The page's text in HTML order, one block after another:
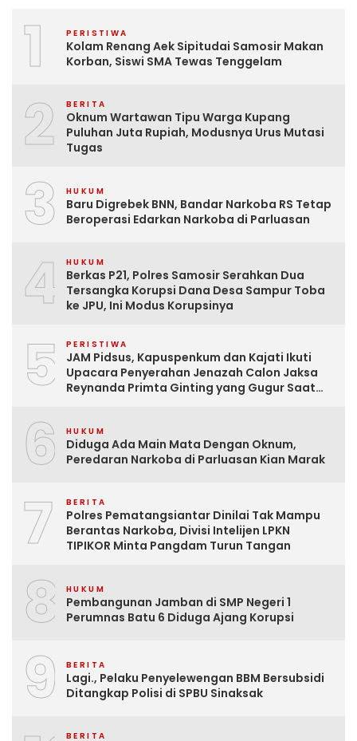
1 PERISTIWA
Kolam Renang Aek Sipitudai Samosir Makan
Korban, Siswi SMA Tewas Tenggelam
2 BERITA
Oknum Wartawan Tipu Warga Kupang
Puluhan Juta Rupiah, Modusnya Urus Mutasi
Tugas
3 HUKUM
Baru Digrebek BNN, Bandar Narkoba RS Tetap
Beroperasi Edarkan Narkoba di Parluasan
4 HUKUM
Berkas P21, Polres Samosir Serahkan Dua
Tersangka Korupsi Dana Desa Sampur Toba
ke JPU, Ini Modus Korupsinya
5 PERISTIWA
JAM Pidsus, Kapuspenkum dan Kajati Ikuti
Upacara Penyerahan Jenazah Calon Jaksa
Reynanda Primta Ginting yang Gugur Saat
6 HUKUM
Diduga Ada Main Mata Dengan Oknum,
Peredaran Narkoba di Parluasan Kian Marak
7 BERITA
Polres Pematangsiantar Dinilai Tak Mampu
Berantas Narkoba, Divisi Intelijen LPKN
TIPIKOR Minta Pangdam Turun Tangan
8 HUKUM
Pembangunan Jamban di SMP Negeri 1
Perumnas Batu 6 Diduga Ajang Korupsi
9 BERITA
Lagi., Pelaku Penyelewengan BBM Bersubsidi
Ditangkap Polisi di SPBU Sinaksak
BERITA